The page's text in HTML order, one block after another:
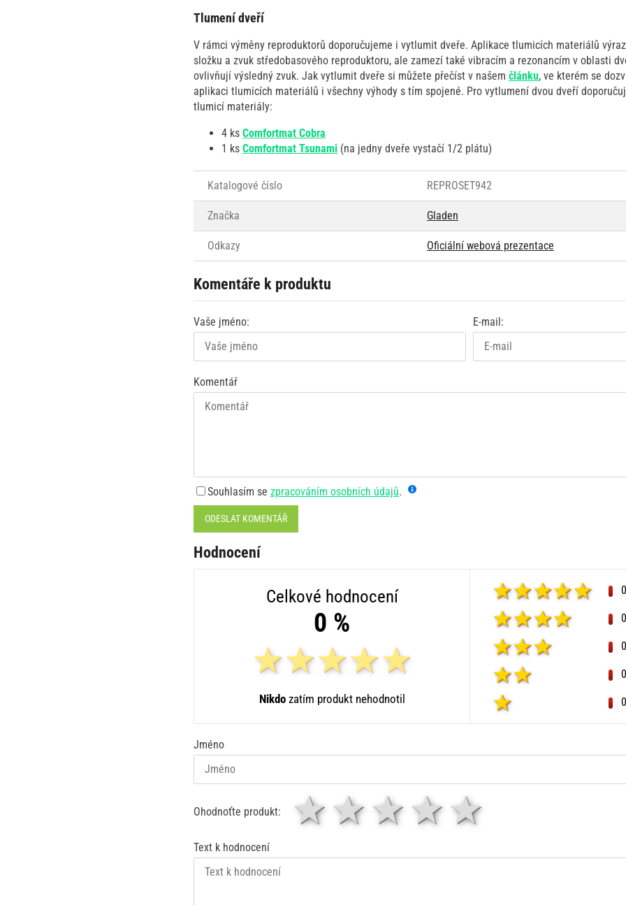
Tlumení dveří
V rámci výměny reproduktorů doporučujeme i vytlumit dveře. Aplikace tlumicích materiálů
složku a zvuk středobasového reproduktoru, ale zamezí také vibracím a rezonancím v oblasti
ovlivňují výsledný zvuk. Jak vytlumit dveře si můžete přečíst v našem článku, ve kterém se
aplikaci tlumicích materiálů i všechny výhody s tím spojené. Pro vytlumení dvou dveří
tlumicí materiály:
4 ks Comfortmat Cobra
1 ks Comfortmat Tsunami (na jedny dveře vystačí 1/2 plátu)
Katalogové číslo REPROSET942
Značka Gladen
Odkazy Oficiální webová prezentace
Komentáře k produktu
Vaše jméno: E-mail:
Komentář
Souhlasím se zpracováním osobních údajů.
ODESLAT KOMENTÁŘ
Hodnocení
Celkové hodnocení
0 %
Nikdozatím produkt nehodnotil
Jméno
Ohodnoťte produkt: 4 hvězdy
3 hvězdy
2 hvězdy
1 hvězda
Text k hodnocení